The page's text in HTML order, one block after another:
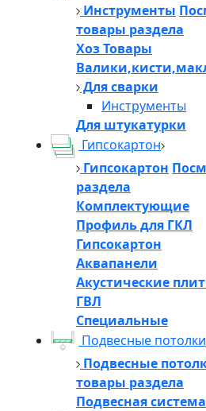
Инструменты
товары раздела
Хоз Товары
Для сварки
Инструменты
Для штукатурки
Гипсокартон
Гипсокартон
раздела
Комплектующие
Профиль для ГКЛ
Гипсокартон
Аквапанели
Акустические
ГВЛ
Специальные
Подвесные потолки
Подвесные
товары раздела
Подвесная система